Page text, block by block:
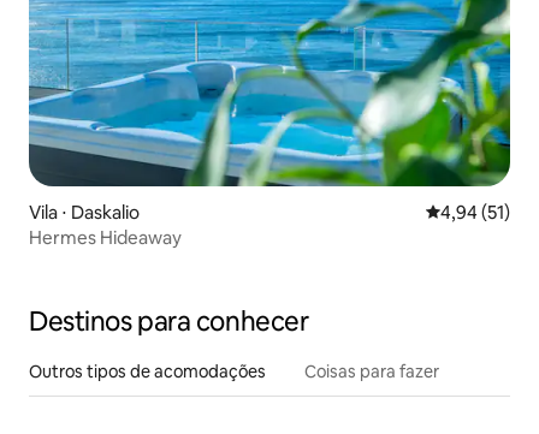
Vila ⋅ Daskalio 4,94 de uma
4,94 (51)
Hermes Hideaway
Destinos para conhecer
Outros tipos de acomodações Coisas para fazer